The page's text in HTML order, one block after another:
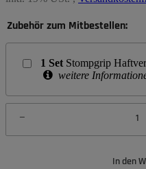
Zubehör zum Mitbestellen:
1 Set Stompgrip
weitere
In den